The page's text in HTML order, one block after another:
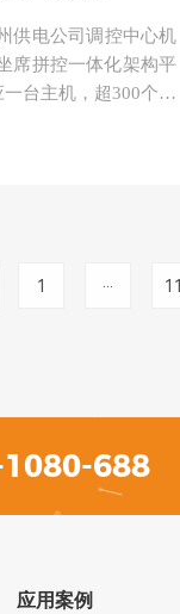
供电公司调控中心机
席拼控一体化架构平
台主机，超300个输
1 ... 11
688
应用案例